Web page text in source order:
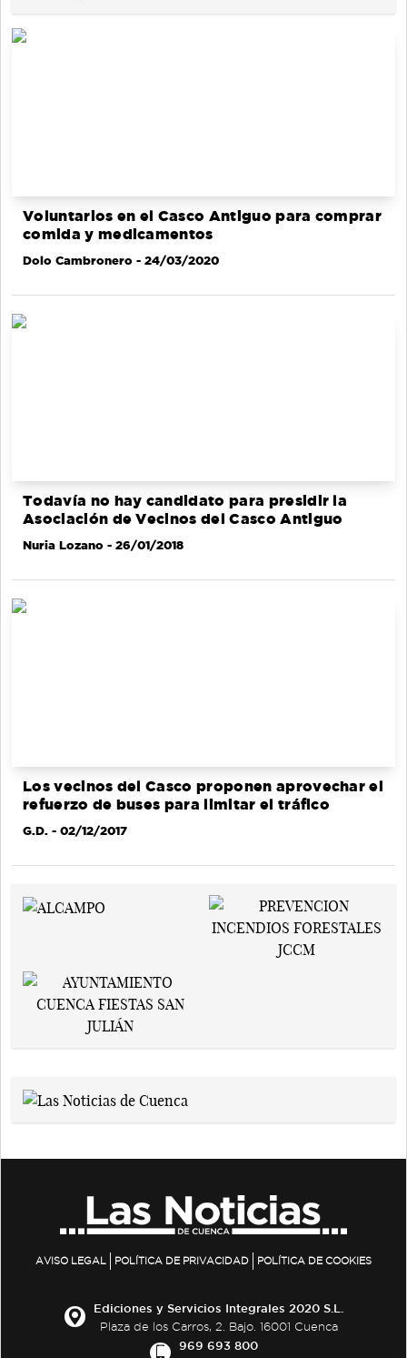
Voluntarios en el Casco Antiguo para comprar
comida y medicamentos
Dolo Cambronero - 24/03/2020
Todavía no hay candidato para presidir la
Asociación de Vecinos del Casco Antiguo
Nuria Lozano - 26/01/2018
Los vecinos del Casco proponen aprovechar el
refuerzo de buses para limitar el tráfico
G.D. - 02/12/2017
AVISO LEGAL POLÍTICA DE PRIVACIDAD POLÍTICA DE COOKIES
Ediciones y Servicios Integrales 2020 S.L.
Plaza de los Carros, 2. Bajo. 16001 Cuenca
969 693 800